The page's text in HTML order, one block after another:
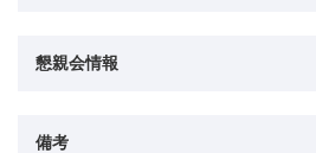
懇親会情報
備考